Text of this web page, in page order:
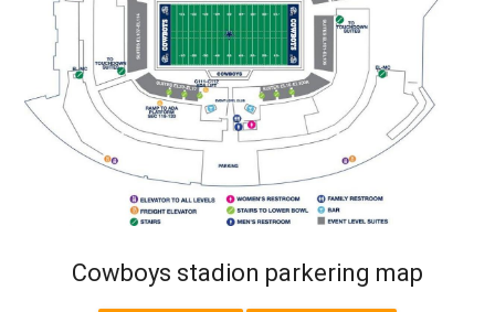
Cowboys stadion parkering map